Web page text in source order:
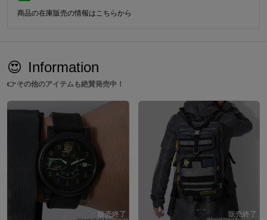
商品の在庫販売の情報はこちらから
😍 Information
👉その他のアイテムも絶賛発売中！